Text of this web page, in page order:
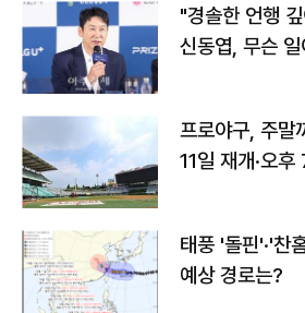
"경솔한 언행
신동엽, 무슨
프로야구, 주말
11일 재개·오
태풍 '돌핀'·'찬
예상 경로는?